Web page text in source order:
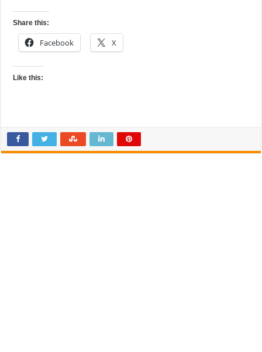
Share this:
Facebook X
Like this: